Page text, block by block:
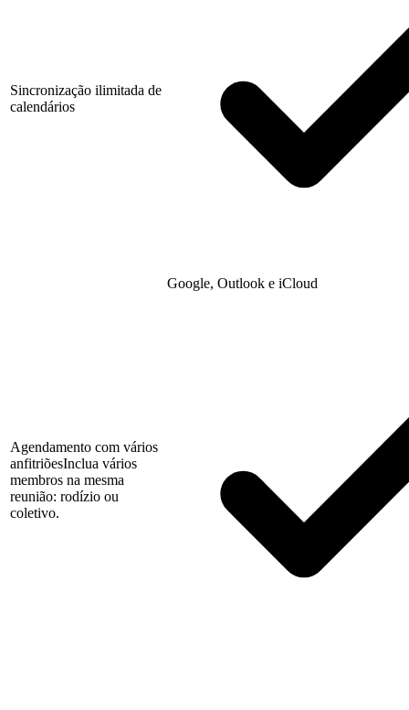
Sincronização ilimitada de
calendários
Google, Outlook e iCloud
Agendamento com vários
anfitriõesInclua vários
membros na mesma
reunião: rodízio ou
coletivo.